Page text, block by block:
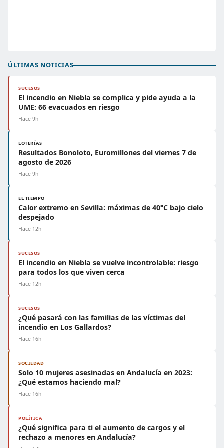
ÚLTIMAS NOTICIAS
SUCESOS
El incendio en Niebla se complica y pide ayuda a la
UME: 66 evacuados en riesgo
Hace 9h
LOTERÍAS
Resultados Bonoloto, Euromillones del viernes 7 de
agosto de 2026
Hace 9h
EL TIEMPO
Calor extremo en Sevilla: máximas de 40°C bajo cielo
despejado
Hace 12h
SUCESOS
El incendio en Niebla se vuelve incontrolable: riesgo
para todos los que viven cerca
Hace 12h
SUCESOS
¿Qué pasará con las familias de las víctimas del
incendio en Los Gallardos?
Hace 16h
SOCIEDAD
Solo 10 mujeres asesinadas en Andalucía en 2023:
¿Qué estamos haciendo mal?
Hace 16h
POLÍTICA
¿Qué significa para ti el aumento de cargos y el
rechazo a menores en Andalucía?